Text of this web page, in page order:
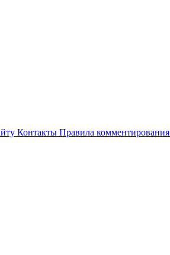
Контакты Правила комментирования